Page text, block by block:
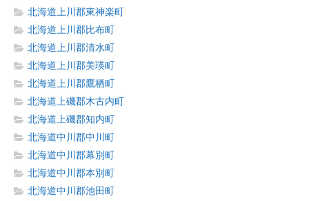
北海道上川郡東神楽町
北海道上川郡比布町
北海道上川郡清水町
北海道上川郡美瑛町
北海道上川郡鷹栖町
北海道上磯郡木古内町
北海道上磯郡知内町
北海道中川郡中川町
北海道中川郡幕別町
北海道中川郡本別町
北海道中川郡池田町